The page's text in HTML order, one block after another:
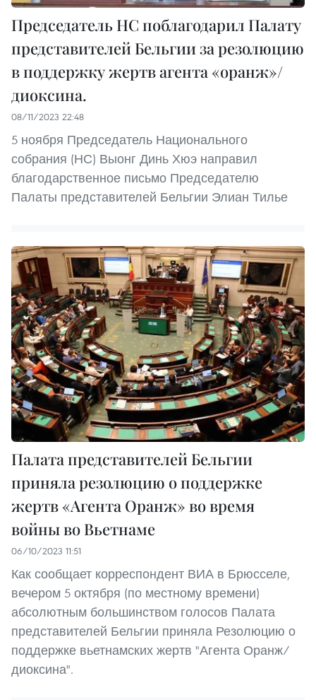
Председатель НС поблагодарил Палату
представителей Бельгии за резолюцию
в поддержку жертв агента «оранж»/
диоксина.
08/11/2023 22:48
5 ноября Председатель Национального
собрания (НС) Выонг Динь Хюэ направил
благодарственное письмо Председателю
Палаты представителей Бельгии Элиан Тилье
Палата представителей Бельгии
приняла резолюцию о поддержке
жертв «Агента Оранж» во время
войны во Вьетнаме
06/10/2023 11:51
Как сообщает корреспондент ВИА в Брюсселе,
вечером 5 октября (по местному времени)
абсолютным большинством голосов Палата
представителей Бельгии приняла Резолюцию о
поддержке вьетнамских жертв "Агента Оранж/
диоксина".